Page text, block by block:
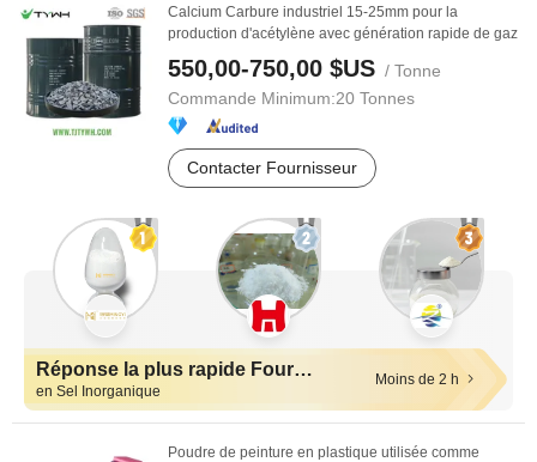
Calcium Carbure industriel 15-25mm pour la
production d'acétylène avec génération rapide de gaz
550,00-750,00 $US / Tonne
Commande Minimum:20 Tonnes
Contacter Fournisseur
Réponse la plus rapide Fournisseurs
en Sel Inorganique
Moins de 2 h
Poudre de peinture en plastique utilisée comme